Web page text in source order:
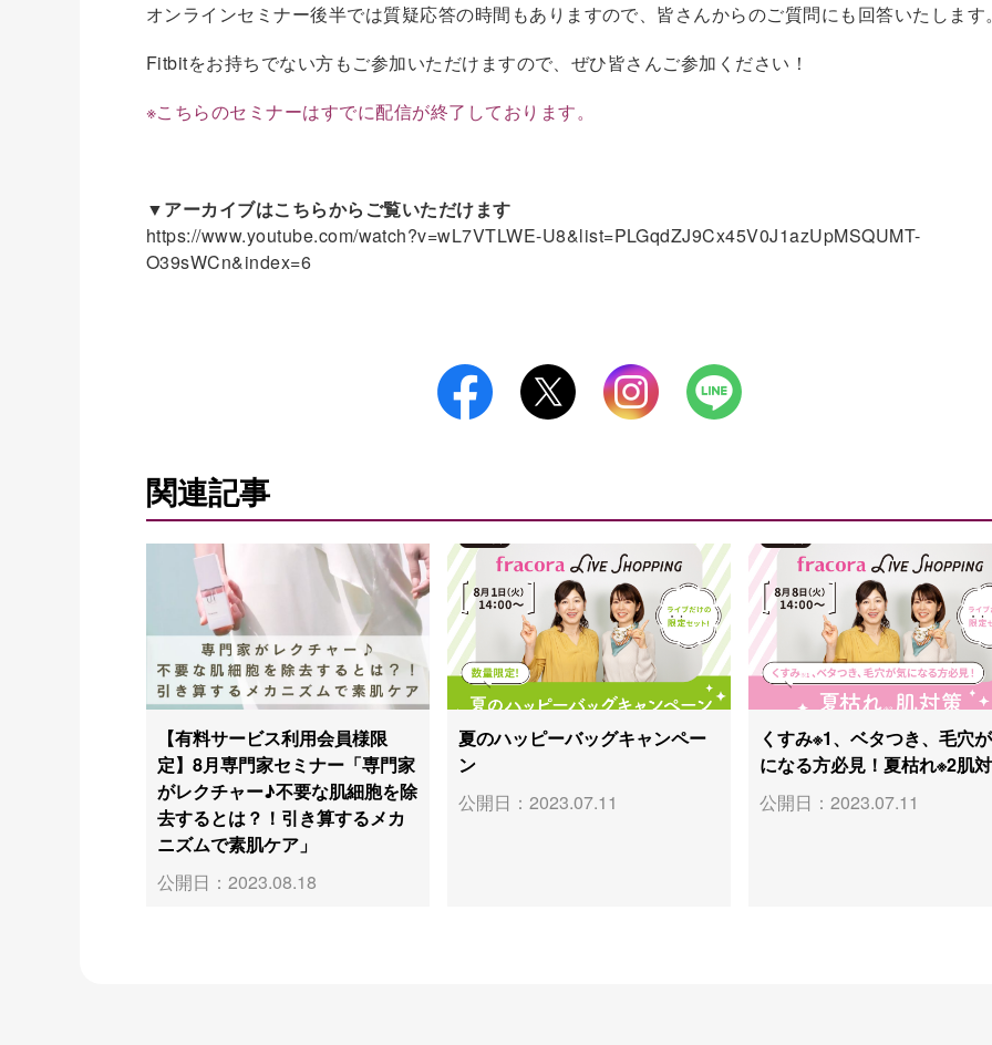
オンラインセミナー後半では質疑応答の時間もありますので、皆さんからのご質問にも回答いたします
Fitbitをお持ちでない方もご参加いただけますので、ぜひ皆さんご参加ください！
※こちらのセミナーはすでに配信が終了しております。
▼アーカイブはこちらからご覧いただけます
https://www.youtube.com/watch?v=wL7VTLWE-U8&list=PLGqdZJ9Cx45V0J1azUpMSQUMT-
O39sWCn&index=6
関連記事
【有料サービス利用会員様限
定】8月専門家セミナー「専門家
がレクチャー♪不要な肌細胞を除
去するとは？！引き算するメカ
ニズムで素肌ケア」
公開日：2023.08.18
夏のハッピーバッグキャンペー
ン
公開日：2023.07.11
くすみ※1、ベタつき、毛穴
になる方必見！夏枯れ※2肌
公開日：2023.07.11